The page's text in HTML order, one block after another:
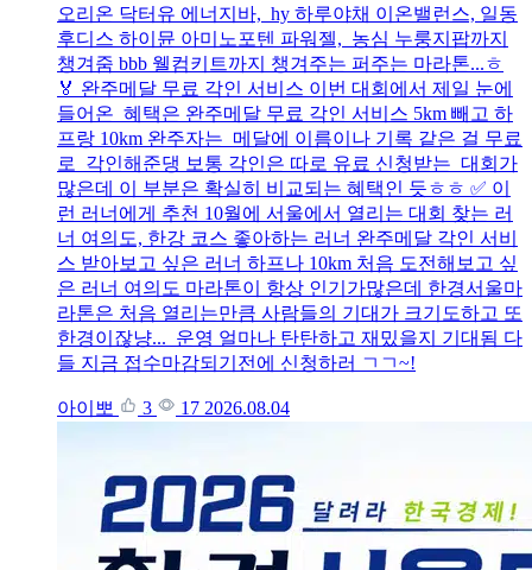
오리온 닥터유 에너지바, hy 하루야채 이온밸런스, 일동
후디스 하이뮨 아미노포텐 파워젤, 농심 누룽지팝까지
챙겨줌 bbb 웰컴키트까지 챙겨주는 퍼주는 마라톤...ㅎ
🏅 완주메달 무료 각인 서비스 이번 대회에서 제일 눈에
들어온 혜택은 완주메달 무료 각인 서비스 5km 빼고 하
프랑 10km 완주자는 메달에 이름이나 기록 같은 걸 무료
로 각인해준댕 보통 각인은 따로 유료 신청받는 대회가
많은데 이 부분은 확실히 비교되는 혜택인 듯ㅎㅎ ✅ 이
런 러너에게 추천 10월에 서울에서 열리는 대회 찾는 러
너 여의도, 한강 코스 좋아하는 러너 완주메달 각인 서비
스 받아보고 싶은 러너 하프나 10km 처음 도전해보고 싶
은 러너 여의도 마라톤이 항상 인기가많은데 한경서울마
라톤은 처음 열리는만큼 사람들의 기대가 크기도하고 또
한경이잖냥... 운영 얼마나 탄탄하고 재밌을지 기대됨 다
들 지금 접수마감되기전에 신청하러 ㄱㄱ~!
아이뽀 3 17 2026.08.04